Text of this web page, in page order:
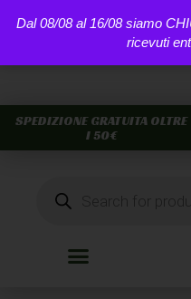
Dal 08/08 al 16/08 siamo
ricevuti
SPEDIZIONE GRATUITA OLTRE
I 50€